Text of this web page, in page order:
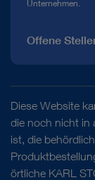
Unternehmen.
Offene
Diese Website
die noch nicht in
ist, die
örtliche KARL